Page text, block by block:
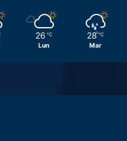
26 ℃
Lun
28 ℃
Mar